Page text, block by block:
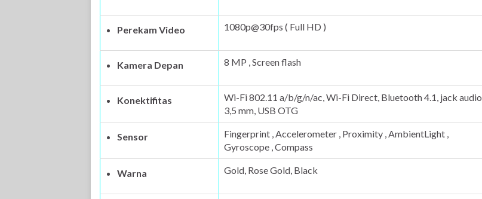
Perekam Video 1080p@30fps ( Full HD )
Kamera Depan 8 MP , Screen flash
Konektifitas
Wi-Fi 802.11 a/b/g/n/ac, Wi-Fi Direct, Bluetooth 4.1, jack audio
3,5 mm, USB OTG
Sensor
Fingerprint , Accelerometer , Proximity , AmbientLight ,
Gyroscope , Compass
Warna Gold, Rose Gold, Black